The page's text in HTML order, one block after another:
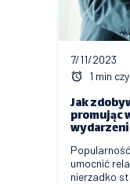
7/11/2023
1 min
Jak
promując
umocnić
nierzadko